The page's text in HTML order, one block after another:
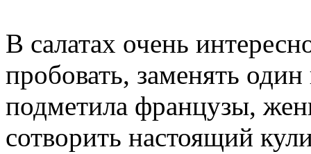
В салатах очень
пробовать, заменять
подметила французы,
сотворить настоящий